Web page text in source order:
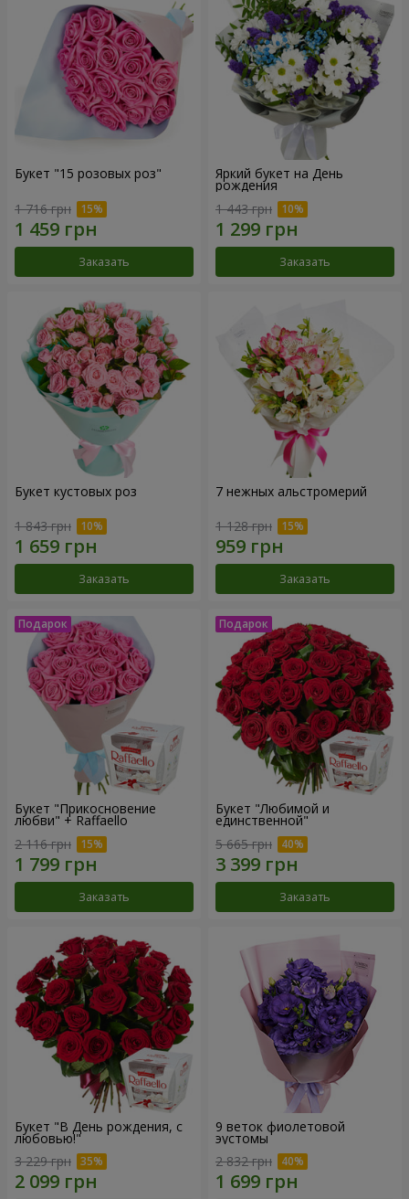
Букет "15 розовых роз"
1 716 грн
Заказать
Яркий букет на День
рождения
1 443 грн
Заказать
Букет кустовых роз
1 843 грн
Заказать
7 нежных альстромерий
1 128 грн
Заказать
Букет "Прикосновение
любви" + Raffaello
2 116 грн
Заказать
Букет "Любимой и
единственной"
5 665 грн
Заказать
Букет "В День рождения, с
любовью!"
3 229 грн
9 веток фиолетовой
эустомы
2 832 грн